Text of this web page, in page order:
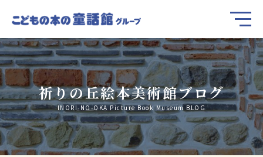
祈りの丘絵本美術館ブログ
INORI-NO-OKA Picture Book Museum BLOG